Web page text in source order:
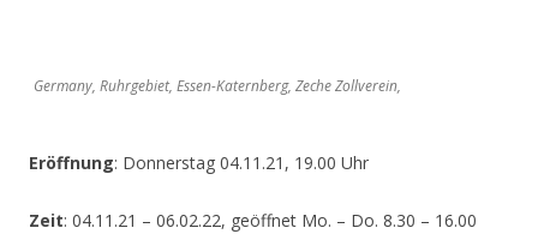
Germany, Ruhrgebiet, Essen-Katernberg, Zeche Zollverein,
Eröffnung: Donnerstag 04.11.21, 19.00 Uhr
Zeit: 04.11.21 – 06.02.22, geöffnet Mo. – Do. 8.30 – 16.00